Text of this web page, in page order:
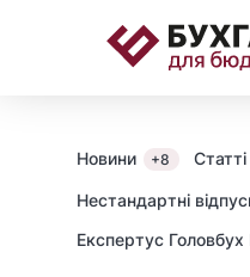
Новини +8 Статті
Нестандартні
Експертус